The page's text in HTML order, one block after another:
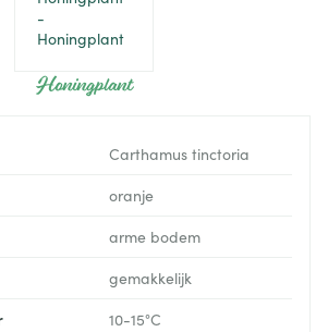
Honingplant
Carthamus tinctoria
oranje
arme bodem
gemakkelijk
10-15°C